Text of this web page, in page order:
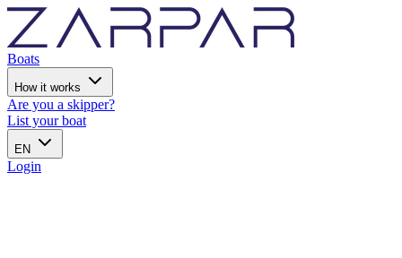
Boats
How it works
Are you a skipper?
List your boat
EN
Login